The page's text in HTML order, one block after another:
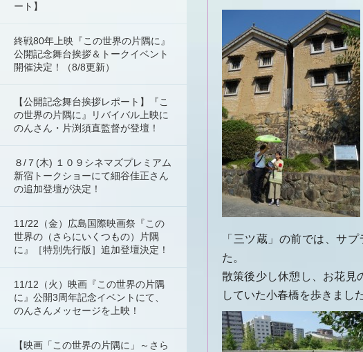
「三ツ蔵」の前では、サ
た。
散策後少し休憩し、お花見
していた小春橋を歩きました
ート】
終戦80年上映『この世界の片隅に』
公開記念舞台挨拶＆トークイベント
開催決定！（8/8更新）
【公開記念舞台挨拶レポート】『こ
の世界の片隅に』リバイバル上映に
のんさん・片渕須直監督が登壇！
８/７(木) １０９シネマズプレミアム
新宿トークショーにて細谷佳正さん
の追加登壇が決定！
11/22（金）広島国際映画祭『この
世界の（さらにいくつもの）片隅
に』［特別先行版］追加登壇決定！
11/12（火）映画『この世界の片隅
に』公開3周年記念イベントにて、
のんさんメッセージを上映！
【映画「この世界の片隅に」～さら